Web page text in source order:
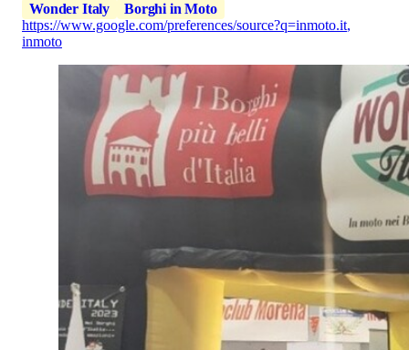
Wonder Italy
Borghi in Moto
https://www.google.com/preferences/source?q=inmoto.it,
inmoto